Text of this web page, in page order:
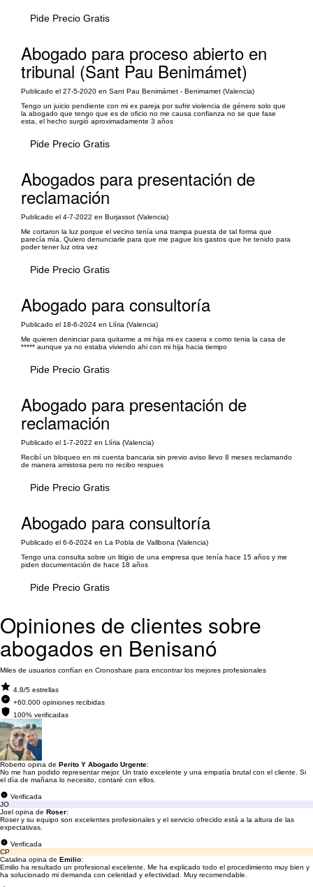
Pide Precio Gratis
Abogado para proceso abierto en
tribunal (Sant Pau Benimámet)
Publicado el 27-5-2020 en Sant Pau Benimámet - Benimamet (Valencia)
Tengo un juicio pendiente con mi ex pareja por sufrir violencia de género solo que
la abogado que tengo que es de oficio no me causa confianza no se que fase
esta, el hecho surgió aproximadamente 3 años
Pide Precio Gratis
Abogados para presentación de
reclamación
Publicado el 4-7-2022 en Burjassot (Valencia)
Me cortaron la luz porque el vecino tenía una trampa puesta de tal forma que
parecía mía. Quiero denunciarle para que me pague los gastos que he tenido para
poder tener luz otra vez
Pide Precio Gratis
Abogado para consultoría
Publicado el 18-6-2024 en Llíria (Valencia)
Me quieren deninciar para quitarme a mi hija mi ex casera x como tenia la casa de
***** aunque ya no estaba viviendo ahi con mi hija hacia tiempo
Pide Precio Gratis
Abogado para presentación de
reclamación
Publicado el 1-7-2022 en Llíria (Valencia)
Recibí un bloqueo en mi cuenta bancaria sin previo aviso llevo 8 meses reclamando
de manera amistosa pero no recibo respues
Pide Precio Gratis
Abogado para consultoría
Publicado el 6-6-2024 en La Pobla de Vallbona (Valencia)
Tengo una consulta sobre un litigio de una empresa que tenía hace 15 años y me
piden documentación de hace 18 años
Pide Precio Gratis
Opiniones de clientes sobre
abogados en Benisanó
Miles de usuarios confían en Cronoshare para encontrar los mejores profesionales
4.8/5 estrellas
+60.000 opiniones recibidas
100% verificadas
Roberto opina de Perito Y Abogado Urgente:
No me han podido representar mejor. Un trato excelente y una empatía brutal con el cliente. Si
el día de mañana lo necesito, contaré con ellos.
Verificada
JO
Joel opina de Roser:
Roser y su equipo son excelentes profesionales y el servicio ofrecido está a la altura de las
expectativas.
Verificada
CP
Catalina opina de Emilio:
Emilio ha resultado un profesional excelente. Me ha explicado todo el procedimiento muy bien y
ha solucionado mi demanda con celeridad y efectividad. Muy recomendable.